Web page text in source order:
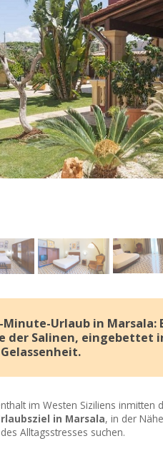
Minute-Urlaub in Marsala:
der Salinen, eingebettet
im Westen Siziliens inmitten
in Marsala, in der
Alltagsstresses suchen.